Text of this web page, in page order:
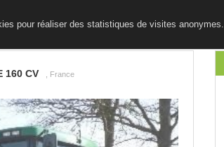
pour réaliser des statistiques de visites anonymes.
160 CV , France